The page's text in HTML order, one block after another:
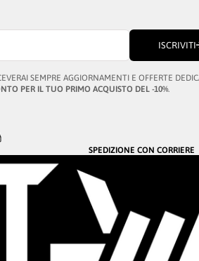
ISCRIVITI
SEMPRE AGGIORNAMENTI E OFFERTE
PER IL TUO PRIMO ACQUISTO DEL -10%.
SPEDIZIONE CON CORRIERE